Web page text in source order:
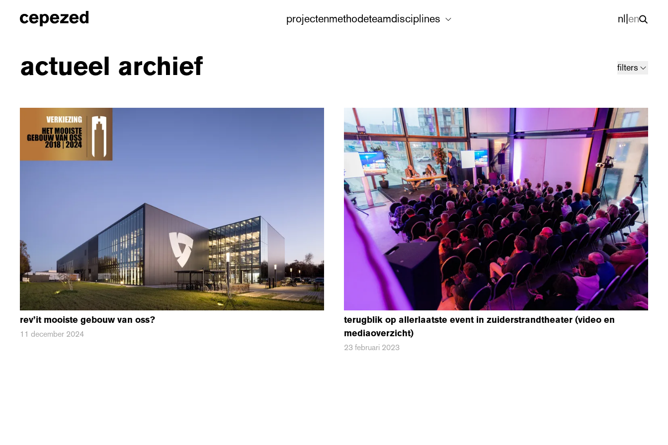
projectenmethodeteamdisciplines nl|en
actueel archief filters
rev’it mooiste gebouw van oss?
11 december 2024
terugblik op allerlaatste event in zuiderstrandtheater (video en
mediaoverzicht)
23 februari 2023